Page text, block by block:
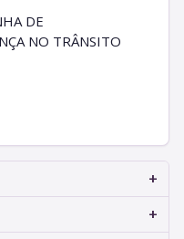
DE
NO TRÂNSITO
+
+